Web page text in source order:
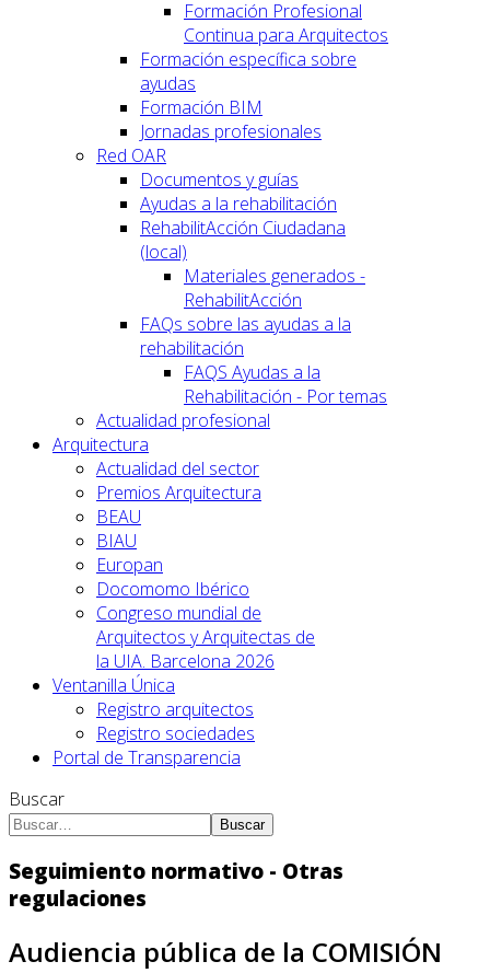
Formación Profesional
Continua para Arquitectos
Formación específica sobre
ayudas
Formación BIM
Jornadas profesionales
Red OAR
Documentos y guías
Ayudas a la rehabilitación
RehabilitAcción Ciudadana
(local)
Materiales generados -
RehabilitAcción
FAQs sobre las ayudas a la
rehabilitación
FAQS Ayudas a la
Rehabilitación - Por temas
Actualidad profesional
Arquitectura
Actualidad del sector
Premios Arquitectura
BEAU
BIAU
Europan
Docomomo Ibérico
Congreso mundial de
Arquitectos y Arquitectas de
la UIA. Barcelona 2026
Ventanilla Única
Registro arquitectos
Registro sociedades
Portal de Transparencia
Buscar
Buscar
Seguimiento normativo - Otras
regulaciones
Audiencia pública de la COMISIÓN